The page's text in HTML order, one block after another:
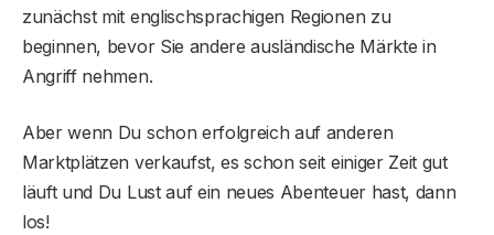
zunächst mit englischsprachigen Regionen zu
beginnen, bevor Sie andere ausländische Märkte in
Angriff nehmen.
Aber wenn Du schon erfolgreich auf anderen
Marktplätzen verkaufst, es schon seit einiger Zeit gut
läuft und Du Lust auf ein neues Abenteuer hast, dann
los!